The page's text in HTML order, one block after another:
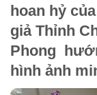
hoan hỷ
giả Thỉnh
Phong
hình ảnh